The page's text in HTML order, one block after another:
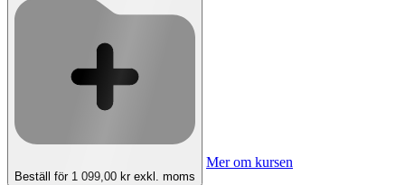
Beställ för 1 099,00 kr exkl. moms
Mer om kursen